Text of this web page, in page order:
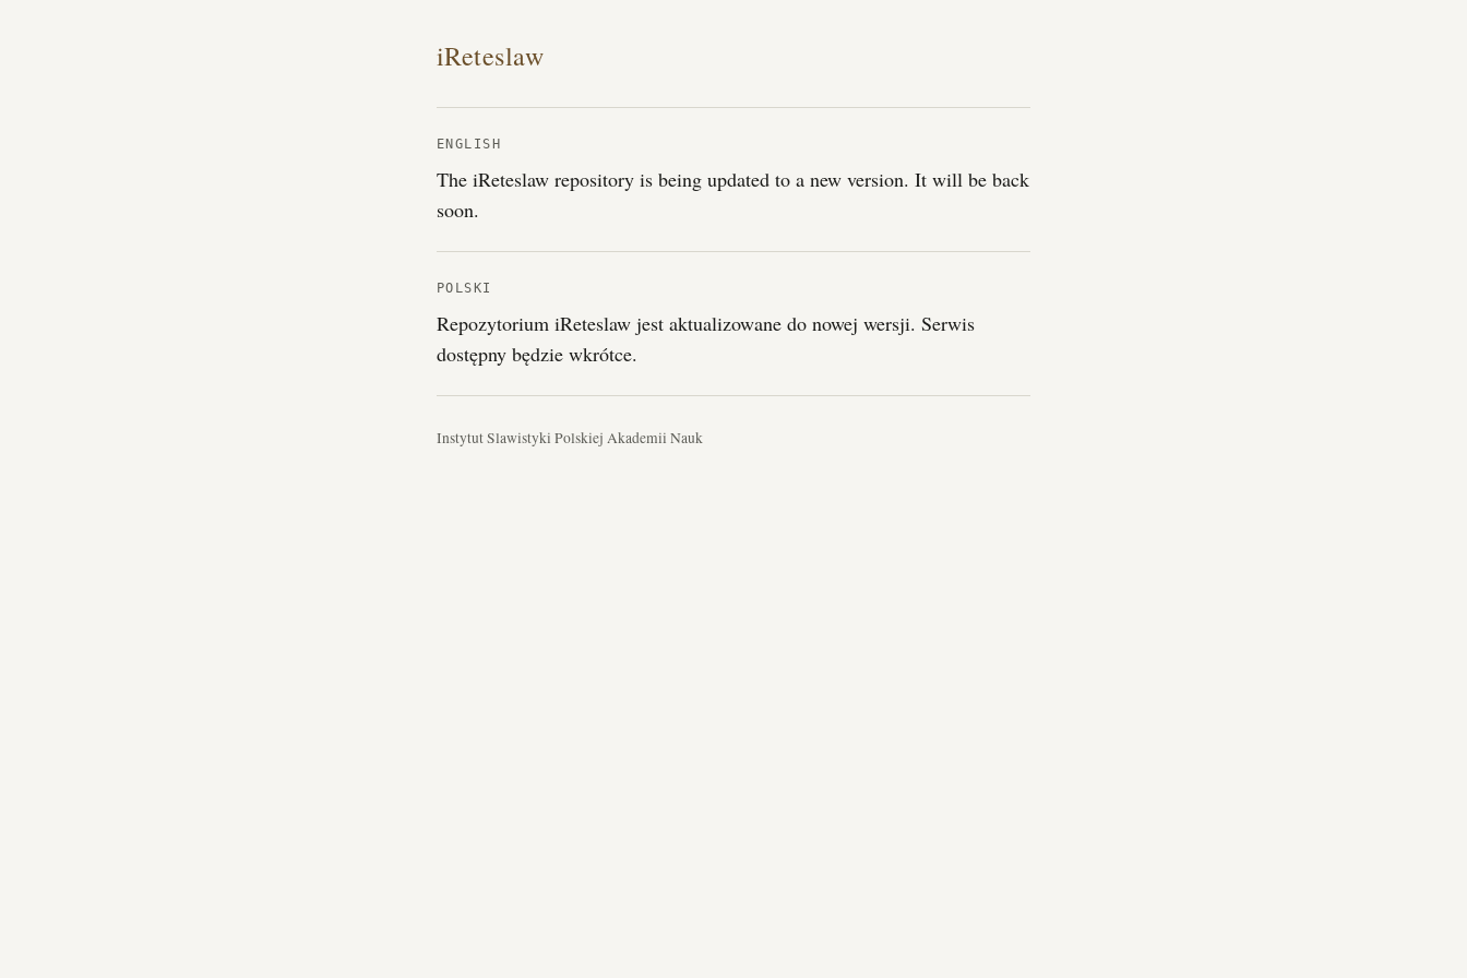
iReteslaw
ENGLISH
The iReteslaw repository is being updated to a new version. It will be back
soon.
POLSKI
Repozytorium iReteslaw jest aktualizowane do nowej wersji. Serwis
dostępny będzie wkrótce.
Instytut Slawistyki Polskiej Akademii Nauk